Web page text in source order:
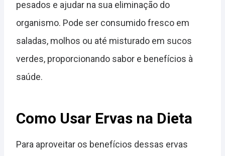
pesados e ajudar na sua eliminação do
organismo. Pode ser consumido fresco em
saladas, molhos ou até misturado em sucos
verdes, proporcionando sabor e benefícios à
saúde.
Como Usar Ervas na Dieta
Para aproveitar os benefícios dessas ervas